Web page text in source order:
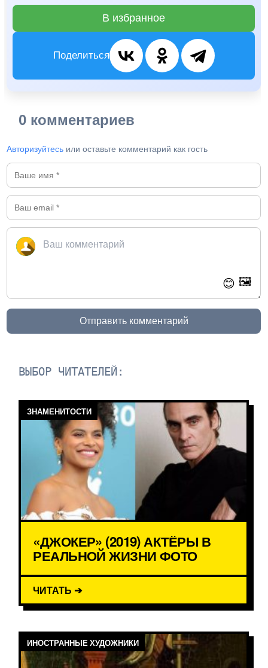
В избранное
Поделиться
0 комментариев
Авторизуйтесь или оставьте комментарий как гость
😊 🖼️
Отправить комментарий
ВЫБОР ЧИТАТЕЛЕЙ:
ЗНАМЕНИТОСТИ
«ДЖОКЕР» (2019) АКТЁРЫ В
РЕАЛЬНОЙ ЖИЗНИ ФОТО
ЧИТАТЬ ➔
ИНОСТРАННЫЕ ХУДОЖНИКИ